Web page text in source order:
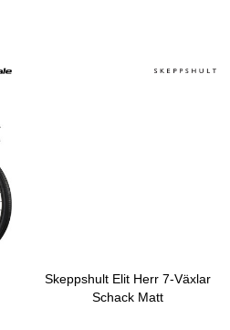
Skeppshult Elit Herr 7-Växlar
Schack Matt